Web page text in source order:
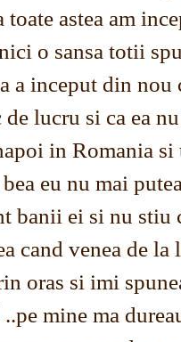
toate astea am
o sansa totii
a inceput din
lucru si ca ea
in Romania
eu nu mai
banii ei si nu stiu
cand venea de
oras si imi
mine ma